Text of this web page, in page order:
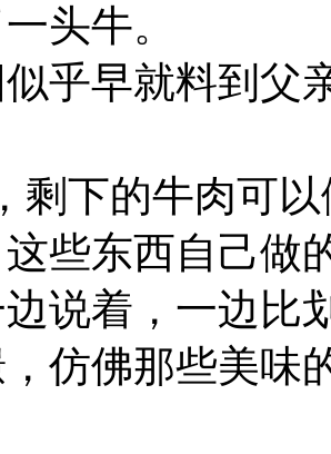
头牛。
乎早就料到父
剩下的牛肉可
些东西自己做
说着，一边比
仿佛那些美味